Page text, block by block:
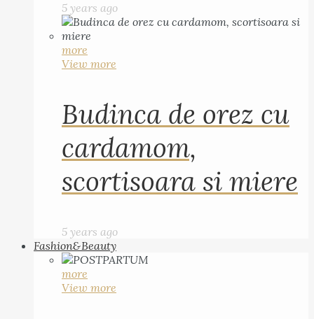
5 years ago
more
View more
Budinca de orez cu
cardamom,
scortisoara si miere
5 years ago
Fashion&Beauty
more
View more